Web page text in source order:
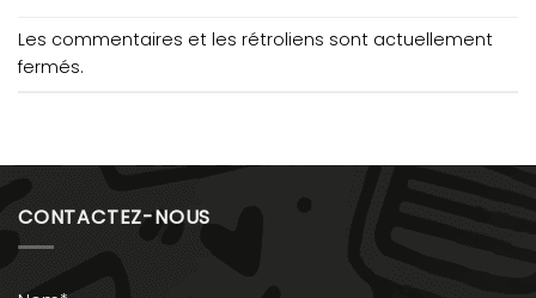
Les commentaires et les rétroliens sont actuellement
fermés.
CONTACTEZ-NOUS